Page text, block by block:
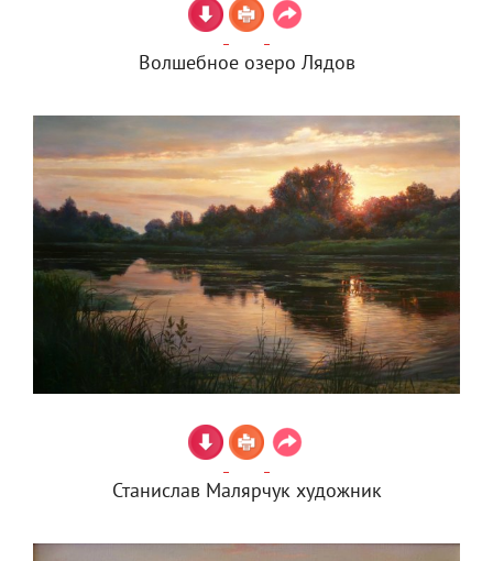
Волшебное озеро Лядов
Станислав Малярчук художник